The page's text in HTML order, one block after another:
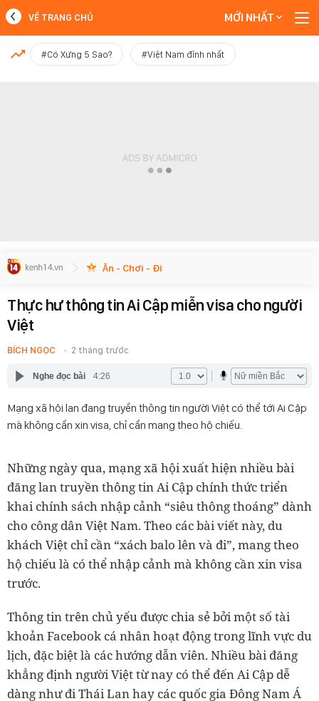
MỚI NHẤT
VỀ TRANG CHỦ MỚI NHẤT
#Có Xứng 5 Sao? #Việt Nam đỉnh nhất
Ăn - Chơi - Đi
Thực hư thông tin Ai Cập miễn visa cho người
Việt
BÍCH NGỌC 2 tháng trước
Nghe đọc bài 4:26
Mạng xã hội lan đang truyền thông tin người Việt có thể tới Ai Cập
mà không cần xin visa, chỉ cần mang theo hộ chiếu.
Những ngày qua, mạng xã hội xuất hiện nhiều bài
đăng lan truyền thông tin Ai Cập chính thức triển
khai chính sách nhập cảnh “siêu thông thoáng” dành
cho công dân Việt Nam. Theo các bài viết này, du
khách Việt chỉ cần “xách balo lên và đi”, mang theo
hộ chiếu là có thể nhập cảnh mà không cần xin visa
trước.
Thông tin trên chủ yếu được chia sẻ bởi một số tài
khoản Facebook cá nhân hoạt động trong lĩnh vực du
lịch, đặc biệt là các hướng dẫn viên. Nhiều bài đăng
khẳng định người Việt từ nay có thể đến Ai Cập dễ
dàng như đi Thái Lan hay các quốc gia Đông Nam Á